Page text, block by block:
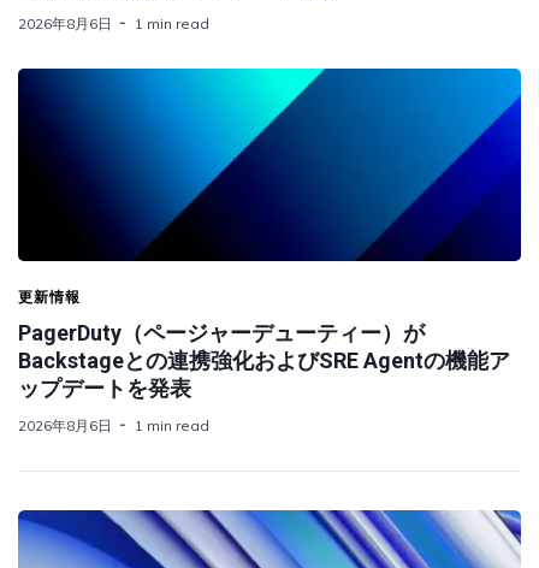
2026年8月6日 1 min read
更新情報
PagerDuty（ページャーデューティー）が
Backstageとの連携強化およびSRE Agentの機能ア
ップデートを発表
2026年8月6日 1 min read